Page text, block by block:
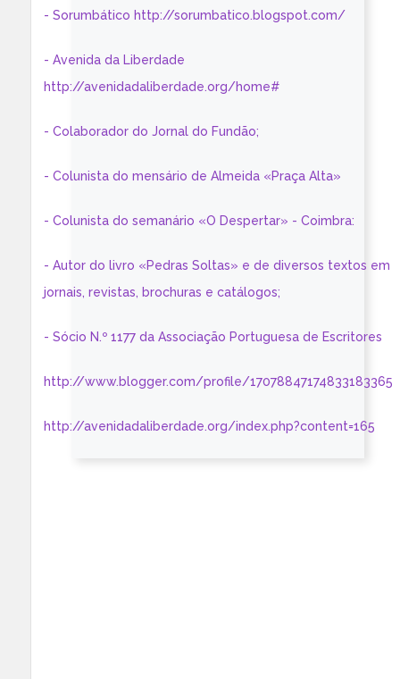
- Sorumbático http://sorumbatico.blogspot.com/
- Avenida da Liberdade
http://avenidadaliberdade.org/home#
- Colaborador do Jornal do Fundão;
- Colunista do mensário de Almeida «Praça Alta»
- Colunista do semanário «O Despertar» - Coimbra:
- Autor do livro «Pedras Soltas» e de diversos textos em
jornais, revistas, brochuras e catálogos;
- Sócio N.º 1177 da Associação Portuguesa de Escritores
http://www.blogger.com/profile/17078847174833183365
http://avenidadaliberdade.org/index.php?content=165